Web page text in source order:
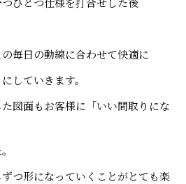
毎日の動線に合わせて快適に
していきます。
図面もお客様に「いい間取りにな
つ形になっていくことがとても楽